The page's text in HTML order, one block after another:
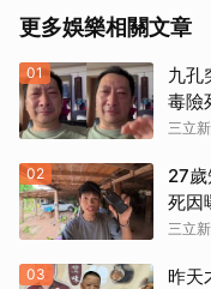
更多娛樂相關文章
01
九孔
毒險
三立
02
27
死因
三立
03
昨天